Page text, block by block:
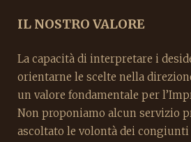
IL NOSTRO VALORE
La capacità di interpretare i
orientarne le scelte nella
un valore fondamentale per
Non proponiamo alcun servizio
ascoltato le volontà dei congiunti